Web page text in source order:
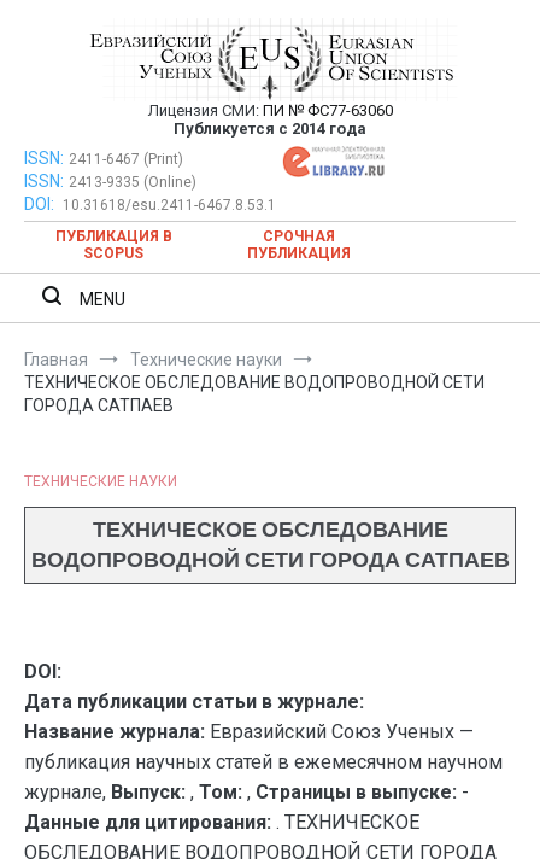
Евразийский Союз Ученых —
публикация научных статей в
ежемесячном научном журнале
Лицензия СМИ: ПИ № ФС77-63060
Публикуется с 2014 года
Евразийский Союз Ученых — публикация научных статей в
ежемесячном научном журнале
ISSN: 2411-6467 (Print)
ISSN: 2413-9335 (Online)
DOI:
10.31618/esu.2411-6467.8.53.1
ПУБЛИКАЦИЯ В
SCOPUS
СРОЧНАЯ
ПУБЛИКАЦИЯ
MENU
Главная
Технические науки
ТЕХНИЧЕСКОЕ ОБСЛЕДОВАНИЕ ВОДОПРОВОДНОЙ СЕТИ
ГОРОДА САТПАЕВ
ТЕХНИЧЕСКИЕ НАУКИ
ТЕХНИЧЕСКОЕ ОБСЛЕДОВАНИЕ
ВОДОПРОВОДНОЙ СЕТИ ГОРОДА САТПАЕВ
DOI:
Дата публикации статьи в журнале:
Название журнала: Евразийский Союз Ученых —
публикация научных статей в ежемесячном научном
журнале, Выпуск: , Том: , Страницы в выпуске: -
Данные для цитирования: . ТЕХНИЧЕСКОЕ
ОБСЛЕДОВАНИЕ ВОДОПРОВОДНОЙ СЕТИ ГОРОДА